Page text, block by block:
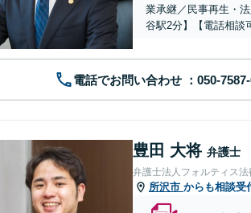
業承継／民事再生・
谷駅2分】【電話相談
電話でお問い合わせ
豊田 大将 弁護士
弁護士法人フォルティス法
所沢市 からも相談受